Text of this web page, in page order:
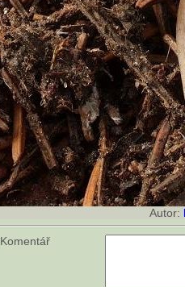
Autor:
Komentář